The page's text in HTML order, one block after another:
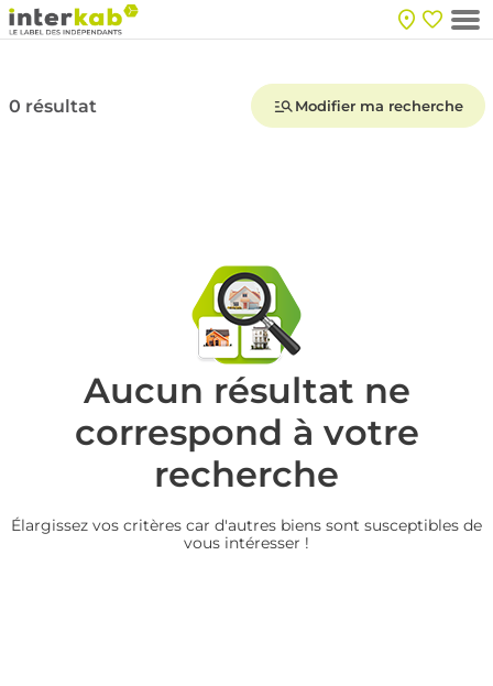
0 résultat Modifier ma recherche
Aucun résultat ne
correspond à votre
recherche
Élargissez vos critères car d'autres biens sont susceptibles de
vous intéresser !